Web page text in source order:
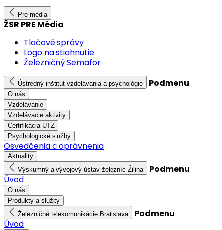
Pre média
ŽSR PRE Média
Tlačové správy
Logo na stiahnutie
Železničný Semafor
Ústredný inštitút vzdelávania a psychológie Podmenu
O nás
Vzdelávanie
Vzdelávacie aktivity
Certifikácia UTZ
Psychologické služby
Osvedčenia a oprávnenia
Aktuality
Výskumný a vývojový ústav železníc Žilina
Podmenu
Úvod
O nás
Produkty a služby
Železničné telekomunikácie Bratislava
Podmenu
Úvod